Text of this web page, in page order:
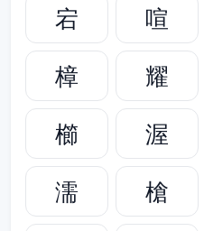
宕
喧
樟
耀
櫛
渥
濡
槍